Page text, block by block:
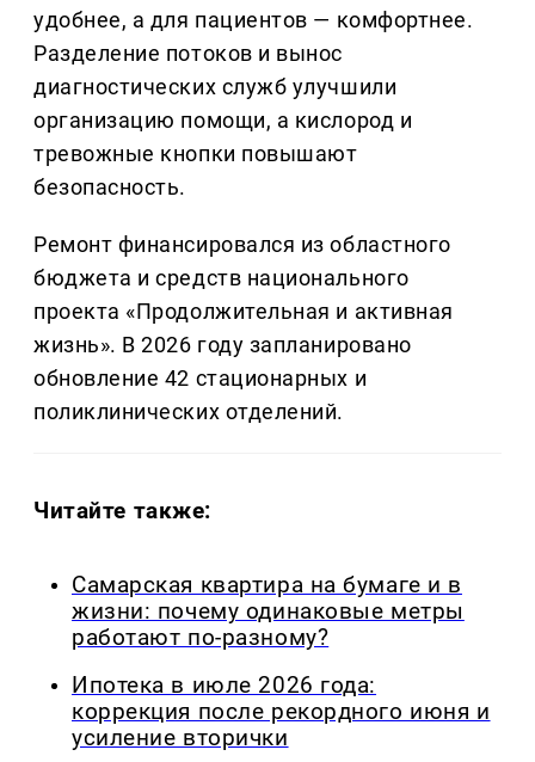
удобнее, а для пациентов — комфортнее.
Разделение потоков и вынос
диагностических служб улучшили
организацию помощи, а кислород и
тревожные кнопки повышают
безопасность.
Ремонт финансировался из областного
бюджета и средств национального
проекта «Продолжительная и активная
жизнь». В 2026 году запланировано
обновление 42 стационарных и
поликлинических отделений.
Читайте также:
Самарская квартира на бумаге и в
жизни: почему одинаковые метры
работают по-разному?
Ипотека в июле 2026 года:
коррекция после рекордного июня и
усиление вторички